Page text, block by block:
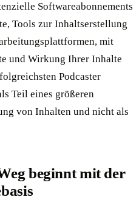
Softwareabonnements
Tools zur Inhaltserstellung
mit
und Wirkung Ihrer Inhalte
Podcaster
Teil eines größeren
von Inhalten und nicht als
beginnt mit der